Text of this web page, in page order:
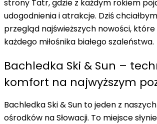
strony Tatr, gdzie z każdym rokiem
udogodnienia i atrakcje. Dziś
przegląd najświeższych nowości,
każdego miłośnika białego szaleństwa.
Bachledka Ski & Sun –
komfort na najwyższym
Bachledka Ski & Sun to jeden z
ośrodków na Słowacji. To miejsce